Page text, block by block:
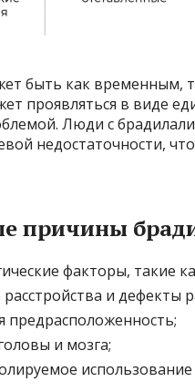
быть как временным,
проявляться в виде
Люди с
недостаточности,
причины
факторы, такие
и дефекты
предрасположенность;
и мозга;